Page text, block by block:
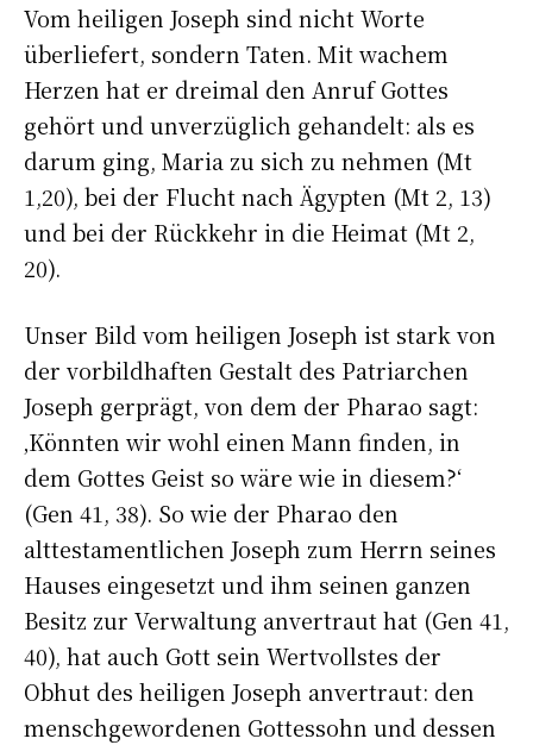
Vom heiligen Joseph sind nicht Worte
überliefert, sondern Taten. Mit wachem
Herzen hat er dreimal den Anruf Gottes
gehört und unverzüglich gehandelt: als es
darum ging, Maria zu sich zu nehmen (Mt
1,20), bei der Flucht nach Ägypten (Mt 2, 13)
und bei der Rückkehr in die Heimat (Mt 2,
20).
Unser Bild vom heiligen Joseph ist stark von
der vorbildhaften Gestalt des Patriarchen
Joseph gerprägt, von dem der Pharao sagt:
‚Könnten wir wohl einen Mann finden, in
dem Gottes Geist so wäre wie in diesem?‘
(Gen 41, 38). So wie der Pharao den
alttestamentlichen Joseph zum Herrn seines
Hauses eingesetzt und ihm seinen ganzen
Besitz zur Verwaltung anvertraut hat (Gen 41,
40), hat auch Gott sein Wertvollstes der
Obhut des heiligen Joseph anvertraut: den
menschgewordenen Gottessohn und dessen